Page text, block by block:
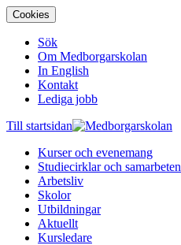
Cookies
Sök
Om Medborgarskolan
In English
Kontakt
Lediga jobb
Till startsidan
Kurser och evenemang
Studiecirklar och samarbeten
Arbetsliv
Skolor
Utbildningar
Aktuellt
Kursledare